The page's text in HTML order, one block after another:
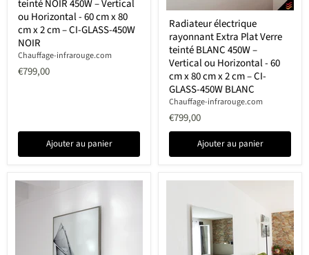
Plat
Verre
teinté
NOIR
450W
–
Vertical
cm
80
x
teinté NOIR 450W – Vertical
ou Horizontal - 60 cm x 80
cm x 2 cm – CI-GLASS-450W
NOIR
Chauffage-infrarouge.com
€799,00
Ajouter au panier
Radiateur
électrique
rayonnant
Extra
Plat
Verre
teinté
BLANC
450W
–
Vertical
ou
Horizontal
cm
Radiateur électrique
rayonnant Extra Plat Verre
teinté BLANC 450W –
Vertical ou Horizontal - 60
cm x 80 cm x 2 cm – CI-
GLASS-450W BLANC
Chauffage-infrarouge.com
€799,00
Ajouter au panier